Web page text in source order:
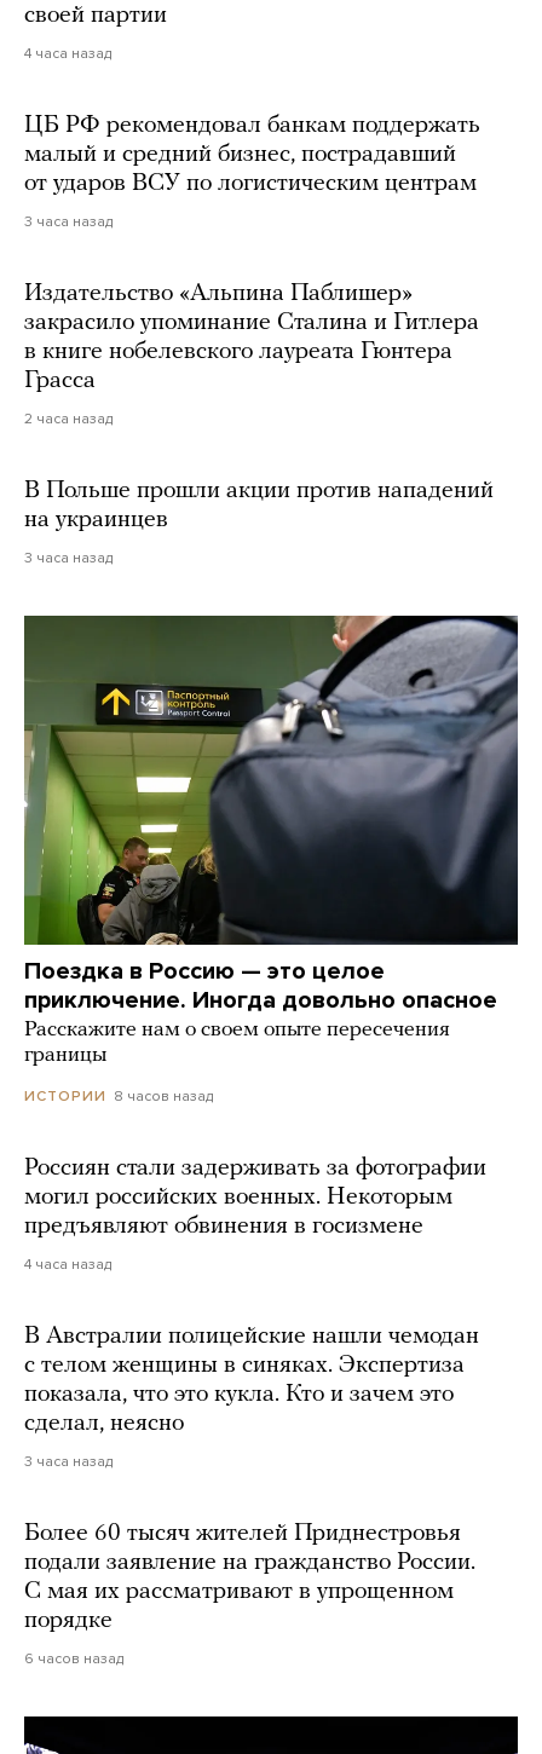
своей партии
4 часа назад
ЦБ РФ рекомендовал банкам поддержать
малый и средний бизнес, пострадавший
от ударов ВСУ по логистическим центрам
3 часа назад
Издательство «Альпина Паблишер»
закрасило упоминание Сталина и Гитлера
в книге нобелевского лауреата Гюнтера
Грасса
2 часа назад
В Польше прошли акции против нападений
на украинцев
3 часа назад
Поездка в Россию — это целое
приключение. Иногда довольно опасное
Расскажите нам о своем опыте пересечения
границы
ИСТОРИИ 8 часов назад
Россиян стали задерживать за фотографии
могил российских военных. Некоторым
предъявляют обвинения в госизмене
4 часа назад
В Австралии полицейские нашли чемодан
с телом женщины в синяках. Экспертиза
показала, что это кукла. Кто и зачем это
сделал, неясно
3 часа назад
Более 60 тысяч жителей Приднестровья
подали заявление на гражданство России.
С мая их рассматривают в упрощенном
порядке
6 часов назад